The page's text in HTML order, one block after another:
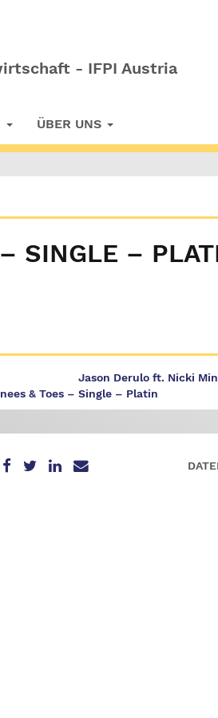
- IFPI Austria
ÜBER UNS
SINGLE –
Jason Derulo ft. Nicki
& Toes – Single – Platin